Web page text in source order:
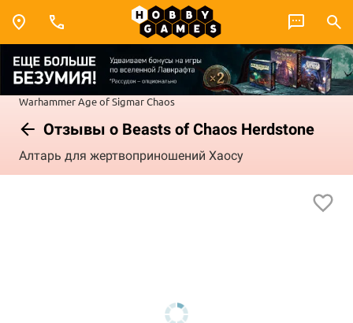
WarhammerAge of SigmarChaos
Отзывы о Beasts of Chaos Herdstone
Алтарь для жертвоприношений Хаосу